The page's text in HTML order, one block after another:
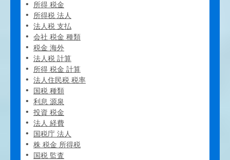
所得 税金
所得税 法人
法人税 支払
会社 税金 種類
税金 海外
法人税 計算
所得 税金 計算
法人住民税 税率
国税 種類
利息 源泉
投資 税金
法人 経費
国税庁 法人
株 税金 所得税
国税 監査